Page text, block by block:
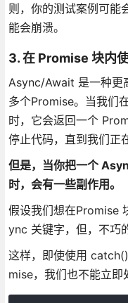
则，你的测试案例可能
能会崩溃。
3. 在 Promise 块内
Async/Await 是一种更
多个Promise。当我们
时，它会返回一个
停止代码，直到我们正
但是，当你把一个
时，会有一些副作用。
假设我们想在Promise
ync 关键字，但，不巧
这样，即使使用
mise，我们也不能立即